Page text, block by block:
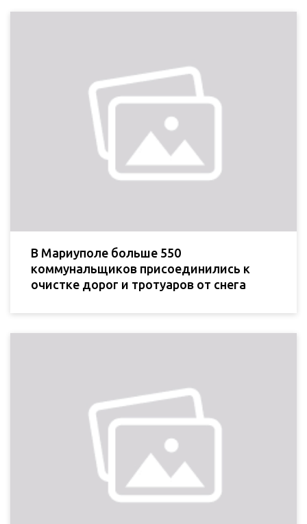
В Мариуполе больше 550
коммунальщиков присоединились к
очистке дорог и тротуаров от снега